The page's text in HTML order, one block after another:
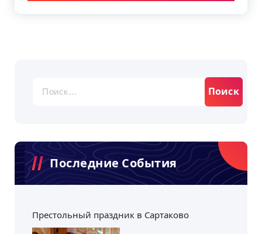
Последние События
Престольный праздник в Сартаково